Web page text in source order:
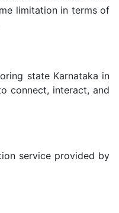
limitation in terms of
state Karnataka in
connect, interact, and
service provided by